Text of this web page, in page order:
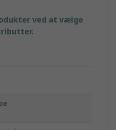
ved at vælge